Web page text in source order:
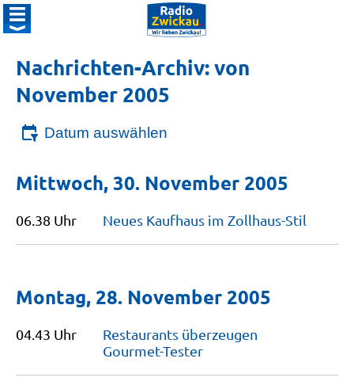
Nachrichten-Archiv: von
November 2005
Datum auswählen
Mittwoch, 30. November 2005
06.38 Uhr Neues Kaufhaus im Zollhaus-Stil
Montag, 28. November 2005
04.43 Uhr
Restaurants überzeugen
Gourmet-Tester